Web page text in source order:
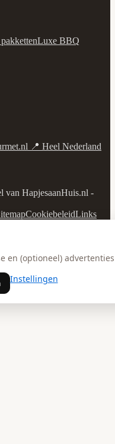
Luxe BBQ
📍 Heel Nederland
van HapjesaanHuis.nl -
CookiebeleidLinks
en (optioneel)
Instellingen